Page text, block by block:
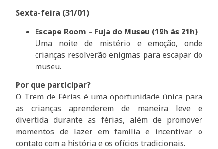
Sexta-feira (31/01)
Escape Room – Fuja do Museu (19h às 21h)
Uma noite de mistério e emoção, onde
crianças resolverão enigmas para escapar do
museu.
Por que participar?
O Trem de Férias é uma oportunidade única para
as crianças aprenderem de maneira leve e
divertida durante as férias, além de promover
momentos de lazer em família e incentivar o
contato com a história e os ofícios tradicionais.